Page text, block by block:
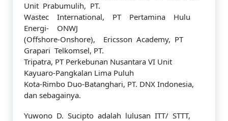
Unit Prabumulih, PT.
Wastec International, PT Pertamina Hulu
Energi- ONWJ
(Offshore-Onshore), Ericsson Academy, PT
Grapari Telkomsel, PT.
Tripatra, PT Perkebunan Nusantara VI Unit
Kayuaro-Pangkalan Lima Puluh
Kota-Rimbo Duo-Batanghari, PT. DNX Indonesia,
dan sebagainya.
Yuwono D. Sucipto adalah lulusan ITT/ STTT,